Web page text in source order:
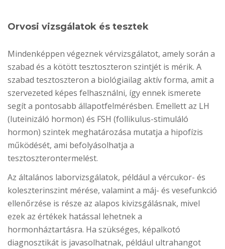
Orvosi vizsgálatok és tesztek
Mindenképpen végeznek vérvizsgálatot, amely során a
szabad és a kötött tesztoszteron szintjét is mérik. A
szabad tesztoszteron a biológiailag aktív forma, amit a
szervezeted képes felhasználni, így ennek ismerete
segít a pontosabb állapotfelmérésben. Emellett az LH
(luteinizáló hormon) és FSH (follikulus-stimuláló
hormon) szintek meghatározása mutatja a hipofízis
működését, ami befolyásolhatja a
tesztoszterontermelést.
Az általános laborvizsgálatok, például a vércukor- és
koleszterinszint mérése, valamint a máj- és vesefunkció
ellenőrzése is része az alapos kivizsgálásnak, mivel
ezek az értékek hatással lehetnek a
hormonháztartásra. Ha szükséges, képalkotó
diagnosztikát is javasolhatnak, például ultrahangot